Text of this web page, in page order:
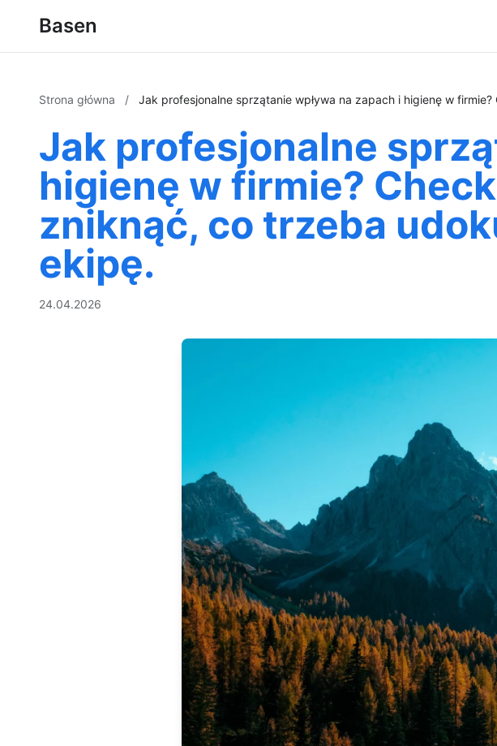
Basen
Strona główna / Jak profesjonalne sprzątanie wpływa na zapach i higienę w
Jak profesjonalne
higienę w firmie?
zniknąć, co trzeba
ekipę.
24.04.2026